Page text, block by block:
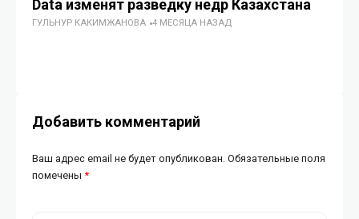
Data изменят разведку недр Казахстана
ГУЛЬНУР КАКИМЖАНОВА 4 МЕСЯЦА НАЗАД
Добавить комментарий
Ваш адрес email не будет опубликован. Обязательные поля
помечены *